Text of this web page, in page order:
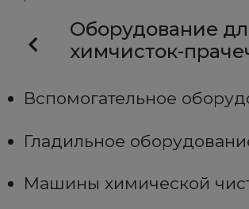
Оборудование
химчисток-
Вспомогательное
Гладильное
Машины химической